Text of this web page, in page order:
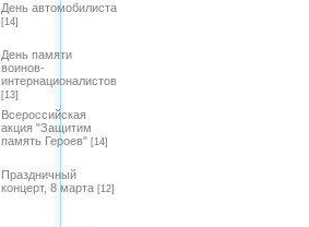
День автомобилиста
[14]
День памяти
воинов-
интернационалистов
[13]
Всероссийская
акция "Защитим
память Героев" [14]
Праздничный
концерт, 8 марта [12]